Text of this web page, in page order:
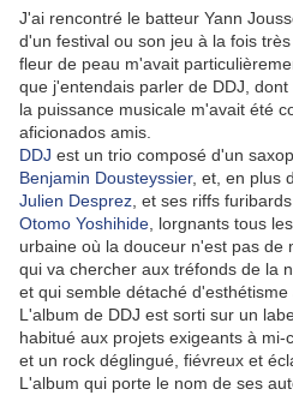
J'ai rencontré le batteur Yann
d'un festival ou son jeu à la fois
fleur de peau m'avait
que j'entendais parler de DDJ,
la puissance musicale m'avait été
aficionados amis.
DDJ est un trio composé d'un
Benjamin Dousteyssier, et, en plus
Julien Desprez , et ses riffs
Otomo Yoshihide , lorgnants tous
urbaine où la douceur n'est pas de
qui va chercher aux tréfonds de la
et qui semble détaché
L'album de DDJ est sorti sur un
habitué aux projets exigeants à
et un rock déglingué, fiévreux et
L'album qui porte le nom de ses